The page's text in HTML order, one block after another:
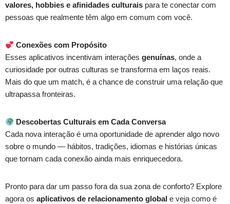
valores, hobbies e afinidades culturais para te conectar com
pessoas que realmente têm algo em comum com você.
Conexões com Propósito
Esses aplicativos incentivam interações genuínas, onde a
curiosidade por outras culturas se transforma em laços reais.
Mais do que um match, é a chance de construir uma relação que
ultrapassa fronteiras.
Descobertas Culturais em Cada Conversa
Cada nova interação é uma oportunidade de aprender algo novo
sobre o mundo — hábitos, tradições, idiomas e histórias únicas
que tornam cada conexão ainda mais enriquecedora.
Pronto para dar um passo fora da sua zona de conforto? Explore
agora os aplicativos de relacionamento global e veja como é